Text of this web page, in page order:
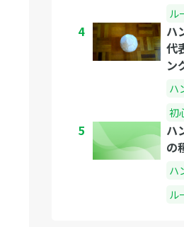
ル
4
ハ
代
ン
ハ
初
5
ハ
の
ハ
ル